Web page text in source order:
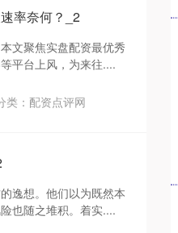
率奈何？_2
文聚焦实盘配资最优秀
平台上风，为来往....
类： 配资点评网
逸想。他们以为既然本
也随之堆积。着实....